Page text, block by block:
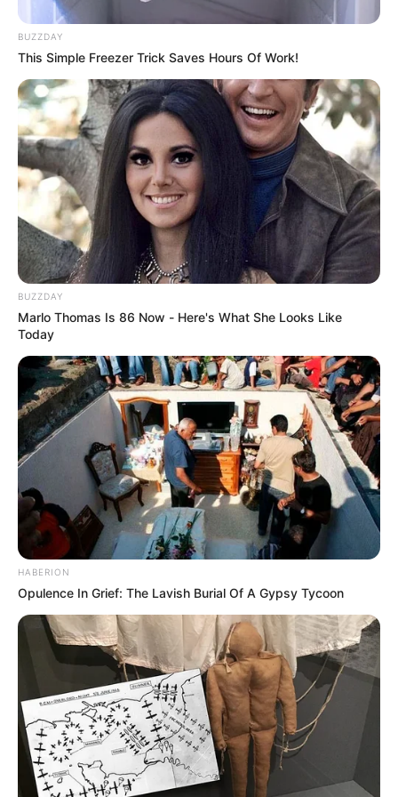
FISCALÍA GENERAL DE LA NACIÓN
COMERCIANTES
ALERTA PAISA
COMUNA 10 DE LA CANDELARIA
MANTÉNGASE EN ALERTA
Tenemos todas las noticias que le
interesan. Para estar bien informado, por
favor, active las notificaciones de Alerta.
ACTIVAR AHORA
TEMAS DESTACADOS
EMERGENCIAS POR LLUVIAS
METRO DE MEDELLÍN
ELECCIONES PRESIDENCIALES
MARINILLA - ANTIOQUIA
EPM
YONDÓ - ANTIOQUIA
RIONEGRO
BUZZDAY
This Simple Freezer Trick Saves Hours Of Work!
BUZZDAY
Marlo Thomas Is 86 Now - Here's What She Looks Like
Today
HABERION
Opulence In Grief: The Lavish Burial Of A Gypsy Tycoon